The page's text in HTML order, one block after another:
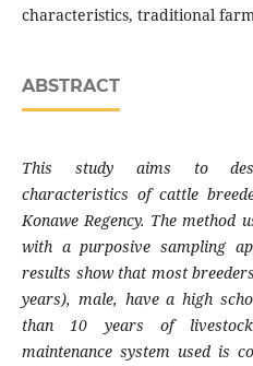
characteristics, traditional
ABSTRACT
This study aims to
characteristics of cattle
Konawe Regency. The method
with a purposive sampling
results show that most
years), male, have a high
than 10 years of
maintenance system used is